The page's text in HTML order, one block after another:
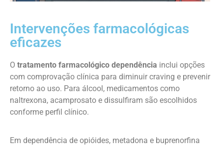
Intervenções farmacológicas
eficazes
O tratamento farmacológico dependência inclui opções
com comprovação clínica para diminuir craving e prevenir
retorno ao uso. Para álcool, medicamentos como
naltrexona, acamprosato e dissulfiram são escolhidos
conforme perfil clínico.
Em dependência de opióides, metadona e buprenorfina